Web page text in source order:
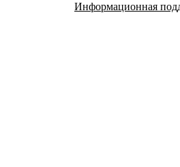
Информационная